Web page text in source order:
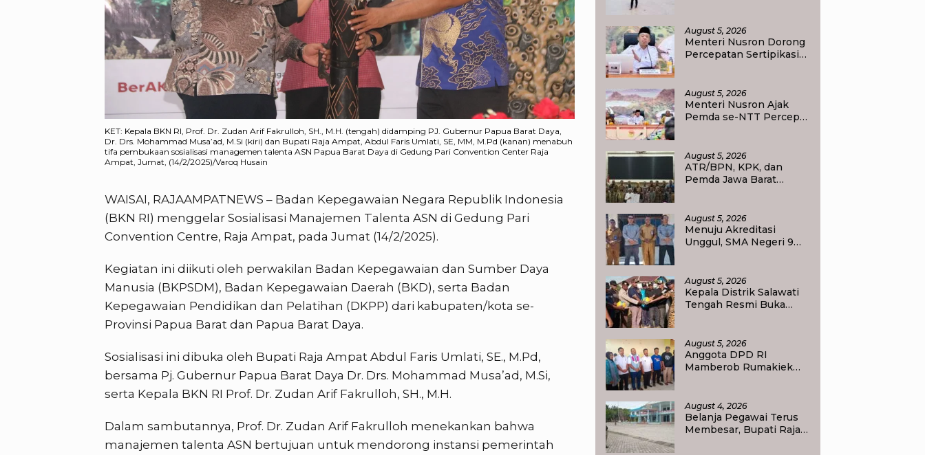
KET: Kepala BKN RI, Prof. Dr. Zudan Arif Fakrulloh, SH., M.H. (tengah) didamping PJ. Gubernur Papua Barat Daya,
Dr. Drs. Mohammad Musa’ad, M.Si (kiri) dan Bupati Raja Ampat, Abdul Faris Umlati, SE, MM, M.Pd (kanan) menabuh
tifa pembukaan sosialisasi managemen talenta ASN Papua Barat Daya di Gedung Pari Convention Center Raja
Ampat, Jumat, (14/2/2025)/Varoq Husain
WAISAI, RAJAAMPATNEWS – Badan Kepegawaian Negara Republik Indonesia
(BKN RI) menggelar Sosialisasi Manajemen Talenta ASN di Gedung Pari
Convention Centre, Raja Ampat, pada Jumat (14/2/2025).
Kegiatan ini diikuti oleh perwakilan Badan Kepegawaian dan Sumber Daya
Manusia (BKPSDM), Badan Kepegawaian Daerah (BKD), serta Badan
Kepegawaian Pendidikan dan Pelatihan (DKPP) dari kabupaten/kota se-
Provinsi Papua Barat dan Papua Barat Daya.
Sosialisasi ini dibuka oleh Bupati Raja Ampat Abdul Faris Umlati, SE., M.Pd,
bersama Pj. Gubernur Papua Barat Daya Dr. Drs. Mohammad Musa’ad, M.Si,
serta Kepala BKN RI Prof. Dr. Zudan Arif Fakrulloh, SH., M.H.
Dalam sambutannya, Prof. Dr. Zudan Arif Fakrulloh menekankan bahwa
manajemen talenta ASN bertujuan untuk mendorong instansi pemerintah
Korbankan Masa Depan
Raja Ampat
August 5, 2026
Menteri Nusron Dorong
Percepatan Sertipikasi
bagi Masyarakat
August 5, 2026
Menteri Nusron Ajak
Pemda se-NTT Percepat
Pengukuran Tanah
Selesai 12 Hari
August 5, 2026
ATR/BPN, KPK, dan
Pemda Jawa Barat
Kelola Pertanahan dan
Ekonomi Daerah
August 5, 2026
Menuju Akreditasi
Unggul, SMA Negeri 9
Pendidikan
August 5, 2026
Kepala Distrik Salawati
Tengah Resmi Buka
ke-81, Sportivitas Jadi
Pesan Utama
August 5, 2026
Anggota DPD RI
Mamberob Rumakiek
Baru dan Anak Kurang
Mampu
August 4, 2026
Belanja Pegawai Terus
Membesar, Bupati Raja